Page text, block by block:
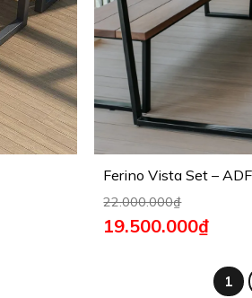
Ferino Vista Set –
22.000.000₫
19.500.000₫
1